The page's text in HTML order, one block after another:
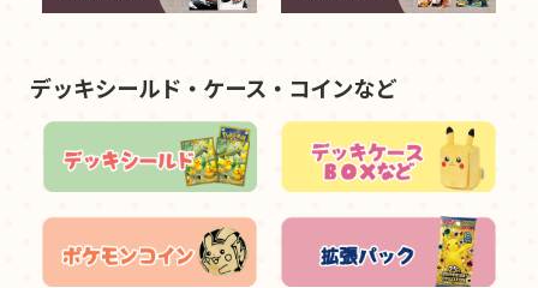
デッキシールド・ケース・コインなど